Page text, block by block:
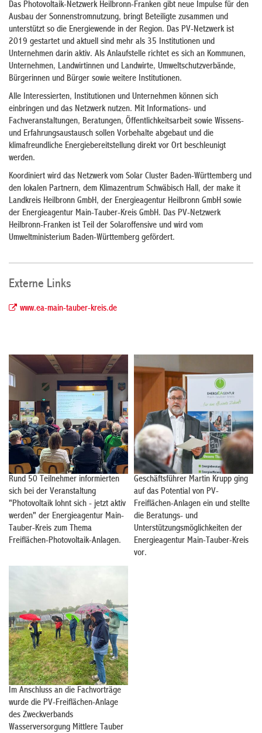
Das Photovoltaik-Netzwerk Heilbronn-Franken gibt neue Impulse für den
Ausbau der Sonnenstromnutzung, bringt Beteiligte zusammen und
unterstützt so die Energiewende in der Region. Das PV-Netzwerk ist
2019 gestartet und aktuell sind mehr als 35 Institutionen und
Unternehmen darin aktiv. Als Anlaufstelle richtet es sich an Kommunen,
Unternehmen, Landwirtinnen und Landwirte, Umweltschutzverbände,
Bürgerinnen und Bürger sowie weitere Institutionen.
Alle Interessierten, Institutionen und Unternehmen können sich
einbringen und das Netzwerk nutzen. Mit Informations- und
Fachveranstaltungen, Beratungen, Öffentlichkeitsarbeit sowie Wissens-
und Erfahrungsaustausch sollen Vorbehalte abgebaut und die
klimafreundliche Energiebereitstellung direkt vor Ort beschleunigt
werden.
Koordiniert wird das Netzwerk vom Solar Cluster Baden-Württemberg und
den lokalen Partnern, dem Klimazentrum Schwäbisch Hall, der make it
Landkreis Heilbronn GmbH, der Energieagentur Heilbronn GmbH sowie
der Energieagentur Main-Tauber-Kreis GmbH. Das PV-Netzwerk
Heilbronn-Franken ist Teil der Solaroffensive und wird vom
Umweltministerium Baden-Württemberg gefördert.
Externe Links
www.ea-main-tauber-kreis.de
Rund 50 Teilnehmer informierten
sich bei der Veranstaltung
"Photovoltaik lohnt sich - jetzt aktiv
werden" der Energieagentur Main-
Tauber-Kreis zum Thema
Freiflächen-Photovoltaik-Anlagen.
Geschäftsführer Martin Krupp ging
auf das Potential von PV-
Freiflächen-Anlagen ein und stellte
die Beratungs- und
Unterstützungsmöglichkeiten der
Energieagentur Main-Tauber-Kreis
vor.
Im Anschluss an die Fachvorträge
wurde die PV-Freiflächen-Anlage
des Zweckverbands
Wasserversorgung Mittlere Tauber